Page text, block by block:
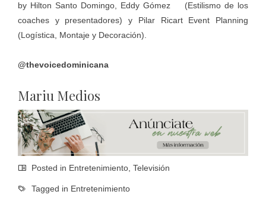
by Hilton Santo Domingo, Eddy Gómez (Estilismo de los
coaches y presentadores) y Pilar Ricart Event Planning
(Logística, Montaje y Decoración).
@thevoicedominicana
Mariu Medios
Posted in Entretenimiento Televisión
Tagged in Entretenimiento